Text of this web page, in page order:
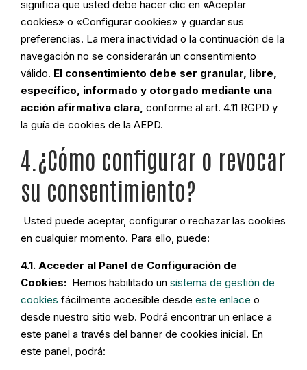
significa que usted debe hacer clic en «Aceptar
cookies» o «Configurar cookies» y guardar sus
preferencias. La mera inactividad o la continuación de la
navegación no se considerarán un consentimiento
válido. El consentimiento debe ser granular, libre,
específico, informado y otorgado mediante una
acción afirmativa clara, conforme al art. 4.11 RGPD y
la guía de cookies de la AEPD.
4.¿Cómo configurar o revocar
su consentimiento?
Usted puede aceptar, configurar o rechazar las cookies
en cualquier momento. Para ello, puede:
4.1. Acceder al Panel de Configuración de
Cookies: Hemos habilitado un sistema de gestión de
cookies fácilmente accesible desde este enlace o
desde nuestro sitio web. Podrá encontrar un enlace a
este panel a través del banner de cookies inicial. En
este panel, podrá: